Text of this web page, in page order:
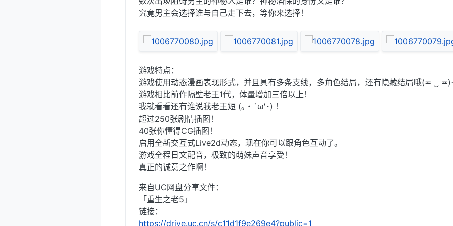
究竟男主会选择谁与自己走下去，等你来选择！
游戏特点：
游戏使用动态漫画表现形式，并且具有多条支线，多角色结局，还有隐藏结局哦(≖ ‿
游戏相比前作隔壁老王1代，体量增加三倍以上！
我就看看还有谁说我老王短 (｡・`ω′･) ！
超过250张剧情插图！
40张你懂得CG插图！
启用全新交互式Live2d动态，现在你可以跟角色互动了。
游戏全程日文配音，极致的萌妹声音享受！
真正的诚意之作啊！
来自UC网盘分享文件：
「重生之老5」
链接：
https://drive.uc.cn/s/c11d1f9e269e4?public=1